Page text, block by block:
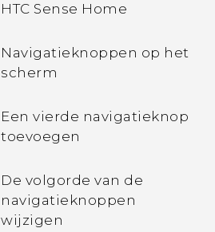
uitschakelen
kaart te verbinden met
het 4G/3G-netwerk
Je nano-SIM-kaarten
beheren met Dubbel
netwerkbeheer
HTC Sense Home
Navigatieknoppen op het
scherm
Een vierde navigatieknop
toevoegen
De volgorde van de
navigatieknoppen
wijzigen